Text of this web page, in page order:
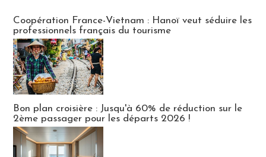
Coopération France-Vietnam : Hanoï veut séduire les
professionnels français du tourisme
Bon plan croisière : Jusqu'à 60% de réduction sur le
2ème passager pour les départs 2026 !